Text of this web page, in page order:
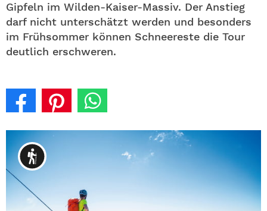
Gipfeln im Wilden-Kaiser-Massiv. Der Anstieg
darf nicht unterschätzt werden und besonders
im Frühsommer können Schneereste die Tour
deutlich erschweren.